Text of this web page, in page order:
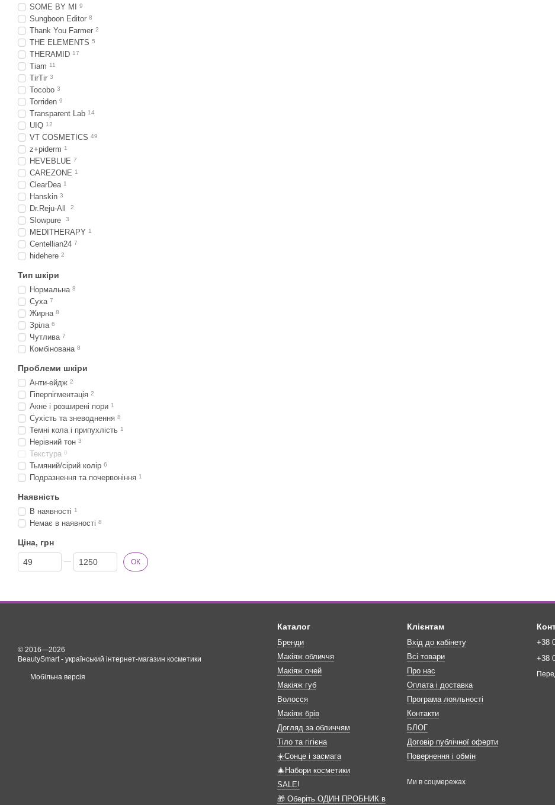
SOME BY MI 9
Sungboon Editor 8
Thank You Farmer 2
THE ELEMENTS 5
THERAMID 17
Tiam 11
TirTir 3
Tocobo 3
Torriden 9
Transparent Lab 14
UIQ 12
VT COSMETICS 49
z+piderm 1
HEVEBLUE 7
CAREZONE 1
ClearDea 1
Hanskin 3
Dr.Reju-All 2
Slowpure 3
MEDITHERAPY 1
Centellian24 7
hidehere 2
Тип шкіри
Нормальна 8
Суха 7
Жирна 8
Зріла 6
Чутлива 7
Комбінована 8
Проблеми шкіри
Анти-ейдж 2
Гіперпігментація 2
Акне і розширені пори 1
Сухість та зневоднення 8
Темні кола і припухлість 1
Нерівний тон 3
Текстура 0
Тьмяний/сірий колір 6
Подразнення та почервоніння 1
Наявність
В наявності 1
Немає в наявності 8
Ціна, грн
Від Ціна, грн
До Ціна, грн ОК
© 2016—2026
BeautySmart - український інтернет-магазин косметики
Мобільна версія
Каталог
Бренди
Макіяж обличчя
Макіяж очей
Макіяж губ
Волосся
Макіяж брів
Догляд за обличчям
Тіло та гігієна
☀️Сонце і засмага
🎄Набори косметики
SALE!
🎁 Оберіть ОДИН ПРОБНИК в
Клієнтам
Вхід до кабінету
Всі товари
Про нас
Оплата і доставка
Програма лояльності
Контакти
БЛОГ
Договір публічної оферти
Повернення і обмін
Ми в соцмережах
+38
+38